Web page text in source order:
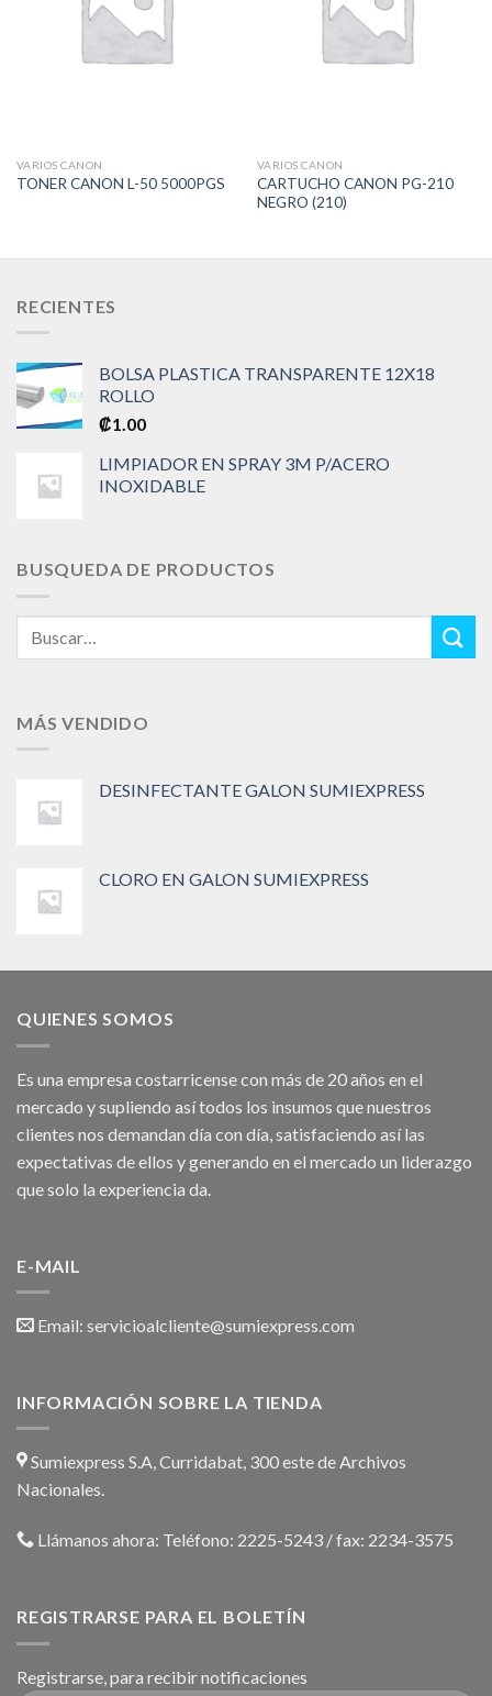
VARIOS CANON
TONER CANON L-50 5000PGS
VARIOS CANON
CARTUCHO CANON PG-210
NEGRO (210)
RECIENTES
BOLSA PLASTICA TRANSPARENTE 12X18
ROLLO
₡1.00
LIMPIADOR EN SPRAY 3M P/ACERO
INOXIDABLE
BUSQUEDA DE PRODUCTOS
MÁS VENDIDO
DESINFECTANTE GALON SUMIEXPRESS
CLORO EN GALON SUMIEXPRESS
QUIENES SOMOS
Es una empresa costarricense con más de 20 años en el
mercado y supliendo así todos los insumos que nuestros
clientes nos demandan día con día, satisfaciendo así las
expectativas de ellos y generando en el mercado un liderazgo
que solo la experiencia da.
E-MAIL
Email: servicioalcliente@sumiexpress.com
INFORMACIÓN SOBRE LA TIENDA
Sumiexpress S.A, Curridabat, 300 este de Archivos
Nacionales.
Llámanos ahora: Teléfono: 2225-5243 / fax: 2234-3575
REGISTRARSE PARA EL BOLETÍN
Registrarse, para recibir notificaciones